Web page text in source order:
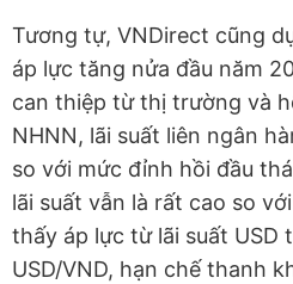
Tương tự, VNDirect cũng
áp lực tăng nửa đầu năm
can thiệp từ thị trường và
NHNN, lãi suất liên ngân
so với mức đỉnh hồi đầu
lãi suất vẫn là rất cao so
thấy áp lực từ lãi suất USD
USD/VND, hạn chế thanh